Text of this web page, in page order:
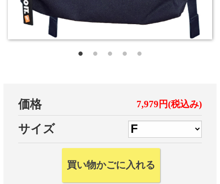
価格 7,979円(税込み)
サイズ